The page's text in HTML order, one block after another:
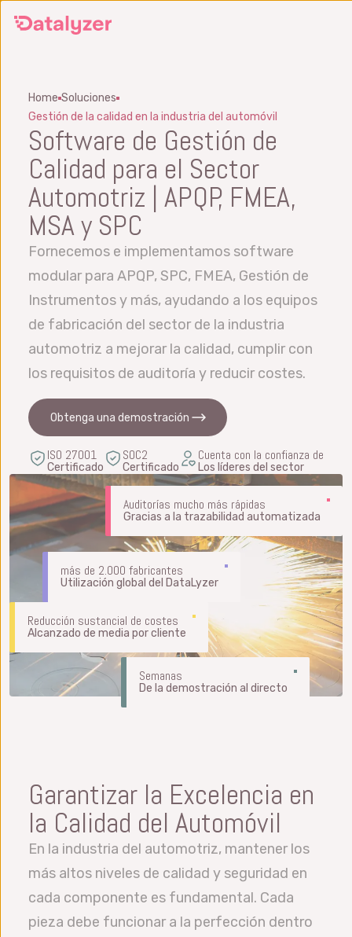
Home Soluciones
Gestión de la calidad en la industria del automóvil
Software de Gestión de
Calidad para el Sector
Automotriz | APQP, FMEA,
MSA y SPC
Fornecemos e implementamos software
modular para APQP, SPC, FMEA, Gestión de
Instrumentos y más, ayudando a los equipos
de fabricación del sector de la industria
automotriz a mejorar la calidad, cumplir con
los requisitos de auditoría y reducir costes.
Obtenga una demostración
ISO 27001
Certificado
SOC2
Certificado
Cuenta con la confianza de
Los líderes del sector
Auditorías mucho más rápidas
Gracias a la trazabilidad automatizada
más de 2.000 fabricantes
Utilización global del DataLyzer
Reducción sustancial de costes
Alcanzado de media por cliente
Semanas
De la demostración al directo
Garantizar la Excelencia en
la Calidad del Automóvil
En la industria del automotriz, mantener los
más altos niveles de calidad y seguridad en
cada componente es fundamental. Cada
pieza debe funcionar a la perfección dentro